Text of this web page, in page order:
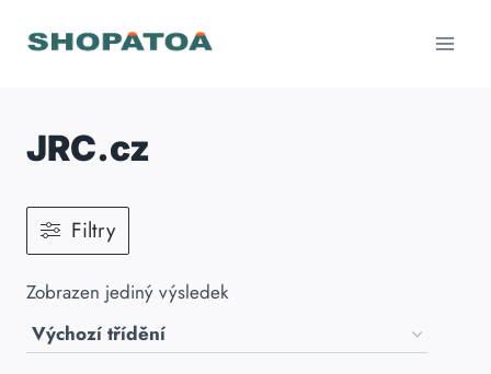
JRC.cz
Filtry
Zobrazen jediný výsledek